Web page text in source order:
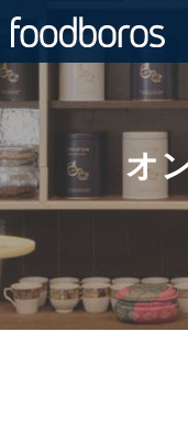
Skip
to
content
オ